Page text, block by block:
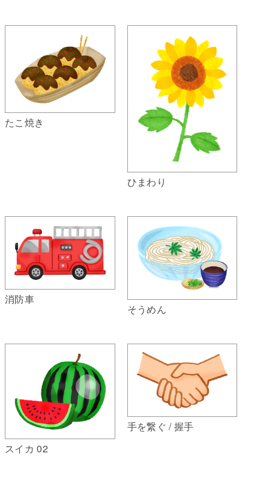
たこ焼き
ひまわり
消防車
そうめん
スイカ 02
手を繋ぐ / 握手